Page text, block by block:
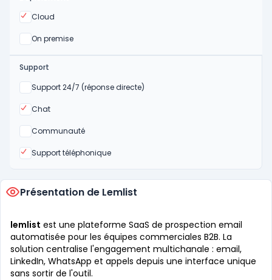
Cloud
Oui
On premise
Oui
Support
Support 24/7 (réponse directe)
Non
Chat
Oui
Communauté
Non
Support téléphonique
Oui
Présentation de Lemlist
lemlist est une plateforme SaaS de prospection email
automatisée pour les équipes commerciales B2B. La
solution centralise l'engagement multichanale : email,
LinkedIn, WhatsApp et appels depuis une interface unique
sans sortir de l'outil.